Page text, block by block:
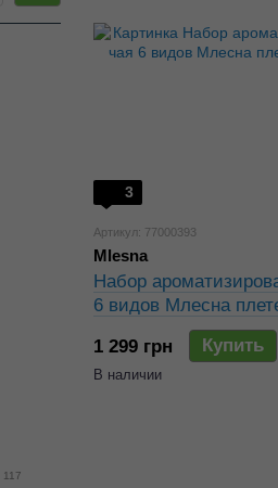
3
Артикул: 77000393
Mlesna
Набор
6 видов Млесна
1 299 грн
Купить
В наличии
117